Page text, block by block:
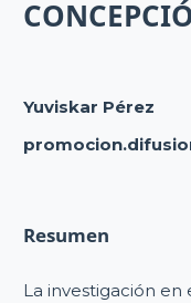
Yuviskar Pérez
Resumen
La investigación